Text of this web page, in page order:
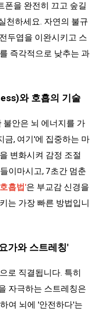
폰을 완전히 끄고 숲길
천하세요. 자연의 불규
두엽을 이완시키고 스
즉각적으로 낮추는 과
와 호흡의 기술
불안은 뇌 에너지를 가
금, 여기'에 집중하는 마
변화시켜 감정 조절
이마시고, 7초간 멈춘
흡법'은 부교감 신경을
는 가장 빠른 방법입니
가와 스트레칭'
로 직결됩니다. 특히
자극하는 스트레칭은
여 뇌에 '안전하다'는